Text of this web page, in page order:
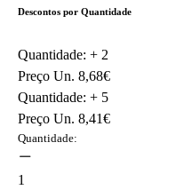
Descontos por Quantidade
Quantidade: + 2
Preço Un. 8,68€
Quantidade: + 5
Preço Un. 8,41€
Quantidade:
1